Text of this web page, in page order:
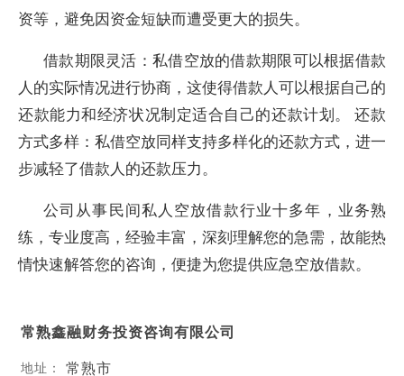
资等，避免因资金短缺而遭受更大的损失。
借款期限灵活：私借空放的借款期限可以根据借款
人的实际情况进行协商，这使得借款人可以根据自己的
还款能力和经济状况制定适合自己的还款计划。 还款
方式多样：私借空放同样支持多样化的还款方式，进一
步减轻了借款人的还款压力。
公司从事民间私人空放借款行业十多年，业务熟
练，专业度高，经验丰富，深刻理解您的急需，故能热
情快速解答您的咨询，便捷为您提供应急空放借款。
常熟鑫融财务投资咨询有限公司
地址： 常熟市